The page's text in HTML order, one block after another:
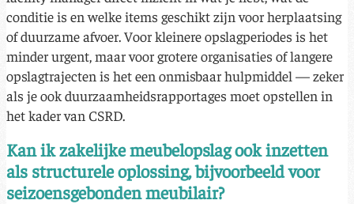
conditie is en welke items geschikt zijn voor herplaatsing
of duurzame afvoer. Voor kleinere opslagperiodes is het
minder urgent, maar voor grotere organisaties of langere
opslagtrajecten is het een onmisbaar hulpmiddel — zeker
als je ook duurzaamheidsrapportages moet opstellen in
het kader van CSRD.
Kan ik zakelijke meubelopslag ook inzetten
als structurele oplossing, bijvoorbeeld voor
seizoensgebonden meubilair?